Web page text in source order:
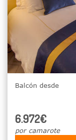
Balcón desde
6.972€
por camarote